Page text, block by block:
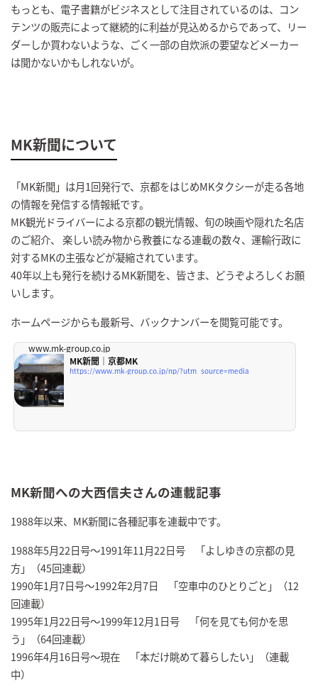
もっとも、電子書籍がビジネスとして注目されているのは、コン
テンツの販売によって継続的に利益が見込めるからであって、リー
ダーしか買わないような、ごく一部の自炊派の要望などメーカー
は聞かないかもしれないが。
MK新聞について
「MK新聞」は月1回発行で、京都をはじめMKタクシーが走る各地
の情報を発信する情報紙です。
MK観光ドライバーによる京都の観光情報、旬の映画や隠れた名店
のご紹介、 楽しい読み物から教養になる連載の数々、運輸行政に
対するMKの主張などが凝縮されています。
40年以上も発行を続けるMK新聞を、皆さま、どうぞよろしくお願
いします。
ホームページからも最新号、バックナンバーを閲覧可能です。
www.mk-group.co.jp
MK新聞｜京都MK
https://www.mk-group.co.jp/np/?utm_source=media
MK新聞への大西信夫さんの連載記事
1988年以来、MK新聞に各種記事を連載中です。
1988年5月22日号～1991年11月22日号 「よしゆきの京都の見
方」（45回連載）
1990年1月7日号～1992年2月7日 「空車中のひとりごと」（12
回連載）
1995年1月22日号～1999年12月1日号 「何を見ても何かを思
う」（64回連載）
1996年4月16日号～現在 「本だけ眺めて暮らしたい」（連載
中）